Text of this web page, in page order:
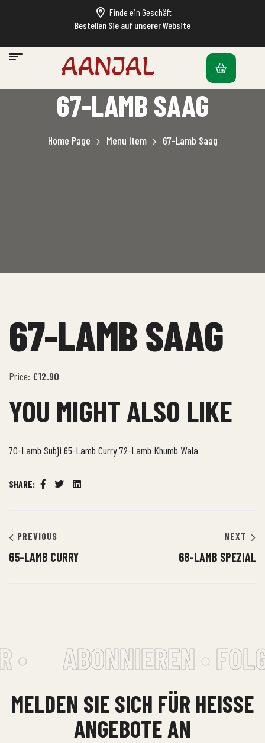
Finde ein Geschäft
Bestellen Sie auf unserer Website
67-LAMB SAAG
Home Page Menu Item 67-Lamb Saag
67-LAMB SAAG
Price: €12.90
YOU MIGHT ALSO LIKE
70-Lamb Subji 65-Lamb Curry72-Lamb Khumb Wala
SHARE:
Facebook
TwitterLinkedin
PREVIOUS
65-LAMB CURRY
NEXT
68-LAMB SPEZIAL
• ABONNIEREN •
MELDEN SIE SICH FÜR HEISSE A
NGEBOTE AN